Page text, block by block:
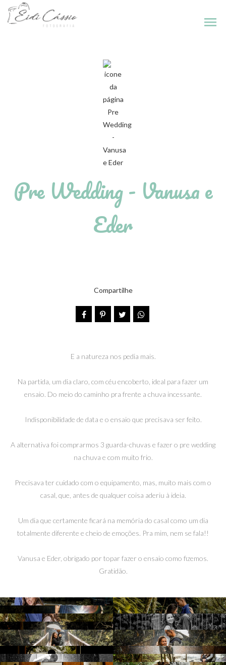
menu
Pre Wedding - Vanusa e
Eder
Compartilhe
E a natureza nos pedia mais.
Na partida, um dia claro, com céu encoberto, ideal para fazer um
ensaio. Do meio do caminho pra frente a chuva incessante.
Indisponibilidade de data e o ensaio que precisava ser feito.
A alternativa foi comprarmos 3 guarda-chuvas e fazer o pre wedding
na chuva e com muito frio.
Precisava ter cuidado com o equipamento, mas, muito mais com o
casal, que, antes de qualquer coisa aderiu à ideia.
Um dia que certamente ficará na memória do casal como um dia
totalmente diferente e cheio de emoções. Pra mim, nem se fala!!
Vanusa e Eder, obrigado por topar fazer o ensaio como fizemos.
Gratidão.